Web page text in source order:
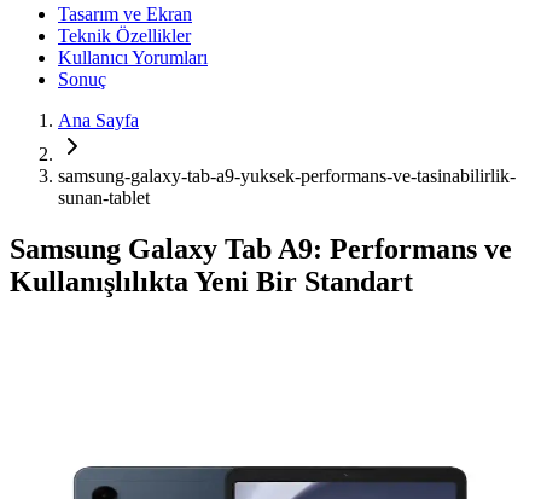
Tasarım ve Ekran
Teknik Özellikler
Kullanıcı Yorumları
Sonuç
Ana Sayfa
samsung-galaxy-tab-a9-yuksek-performans-ve-tasinabilirlik-
sunan-tablet
Samsung Galaxy Tab A9: Performans ve
Kullanışlılıkta Yeni Bir Standart